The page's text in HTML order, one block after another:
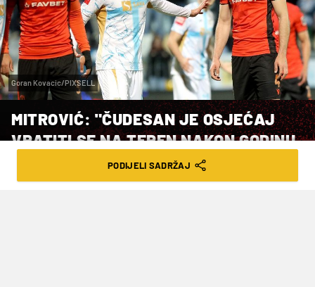
Goran Kovacic/PIXSELL
MITROVIĆ: "ČUDESAN JE OSJEĆAJ
VRATITI SE NA TEREN NAKON GODINU
DANA" (VIDEO)PODIJELI SADRŽAJ